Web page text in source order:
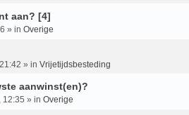
aan? [4]
» in Overige
» in Vrijetijdsbesteding
aanwinst(en)?
12:35 » in Overige